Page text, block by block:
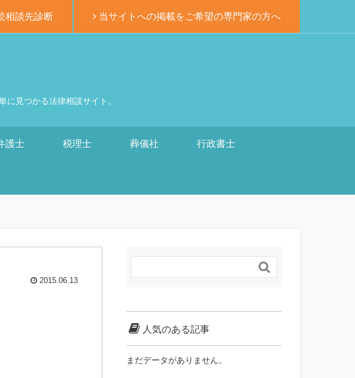
相談先診断 当サイトへの掲載をご希望の専門家の方へ
に見つかる法律相談サイト。
護士 税理士 葬儀社 行政書士
2015.06.13

人気のある記事
まだデータがありません。